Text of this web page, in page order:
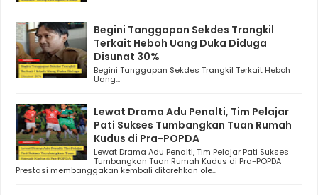
Begini Tanggapan Sekdes Trangkil
Terkait Heboh Uang Duka Diduga
Disunat 30%
Begini Tanggapan Sekdes Trangkil Terkait Heboh
Uang...
Lewat Drama Adu Penalti, Tim Pelajar
Pati Sukses Tumbangkan Tuan Rumah
Kudus di Pra-POPDA
Lewat Drama Adu Penalti, Tim Pelajar Pati Sukses
Tumbangkan Tuan Rumah Kudus di Pra-POPDA
Prestasi membanggakan kembali ditorehkan ole...